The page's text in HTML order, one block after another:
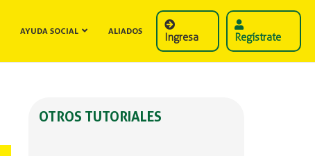
AYUDA SOCIAL ALIADOS Ingresa Regístrate
OTROS TUTORIALES